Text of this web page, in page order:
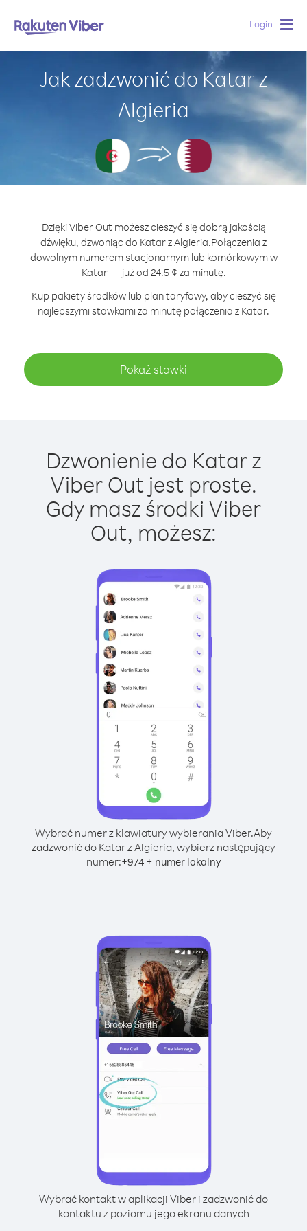
Login
Jak zadzwonić do Katar z
Algieria
Dzięki Viber Out możesz cieszyć się dobrą jakością
dźwięku, dzwoniąc do Katar z Algieria.Połączenia z
dowolnym numerem stacjonarnym lub komórkowym w
Katar — już od 24.5 ¢ za minutę.
Kup pakiety środków lub plan taryfowy, aby cieszyć się
najlepszymi stawkami za minutę połączenia z Katar.
Pokaż stawki
Dzwonienie do Katar z
Viber Out jest proste.
Gdy masz środki Viber
Out, możesz:
Wybrać numer z klawiatury wybierania Viber.Aby
zadzwonić do Katar z Algieria, wybierz następujący
numer:+974+ numer lokalny
Wybrać kontakt w aplikacji Viber i zadzwonić do
kontaktu z poziomu jego ekranu danych